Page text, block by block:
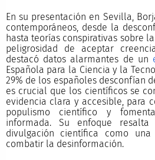
En su presentación en Sevilla,
contemporáneos, desde la
hasta teorías conspirativas sobre la
peligrosidad de aceptar
destacó datos alarmantes de un
Española para la Ciencia y la
29% de los españoles desconfían
es crucial que los científicos se
evidencia clara y accesible, para
populismo científico y
informada. Su enfoque
divulgación científica como
combatir la desinformación.